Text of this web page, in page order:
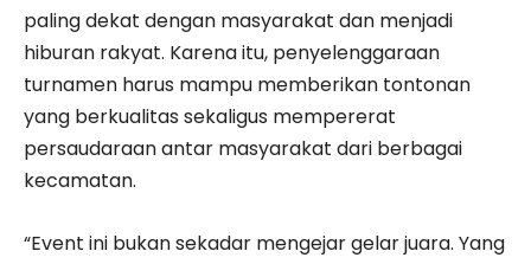
paling dekat dengan masyarakat dan menjadi
hiburan rakyat. Karena itu, penyelenggaraan
turnamen harus mampu memberikan tontonan
yang berkualitas sekaligus mempererat
persaudaraan antar masyarakat dari berbagai
kecamatan.
“Event ini bukan sekadar mengejar gelar juara. Yang